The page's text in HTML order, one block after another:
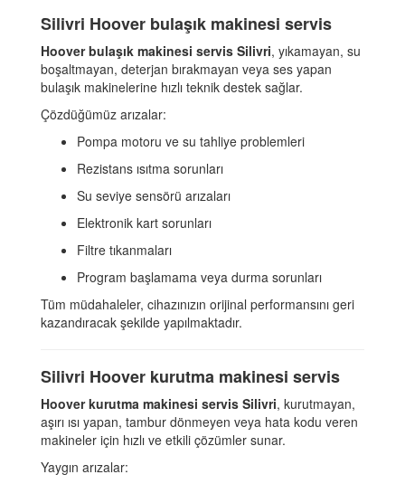
Silivri Hoover bulaşık makinesi servis
Hoover bulaşık makinesi servis Silivri, yıkamayan, su
boşaltmayan, deterjan bırakmayan veya ses yapan
bulaşık makinelerine hızlı teknik destek sağlar.
Çözdüğümüz arızalar:
Pompa motoru ve su tahliye problemleri
Rezistans ısıtma sorunları
Su seviye sensörü arızaları
Elektronik kart sorunları
Filtre tıkanmaları
Program başlamama veya durma sorunları
Tüm müdahaleler, cihazınızın orijinal performansını geri
kazandıracak şekilde yapılmaktadır.
Silivri Hoover kurutma makinesi servis
Hoover kurutma makinesi servis Silivri, kurutmayan,
aşırı ısı yapan, tambur dönmeyen veya hata kodu veren
makineler için hızlı ve etkili çözümler sunar.
Yaygın arızalar: